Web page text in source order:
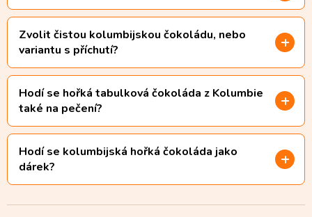
Zvolit čistou kolumbijskou čokoládu, nebo
variantu s příchutí?
Hodí se hořká tabulková čokoláda z Kolumbie
také na pečení?
Hodí se kolumbijská hořká čokoláda jako
dárek?